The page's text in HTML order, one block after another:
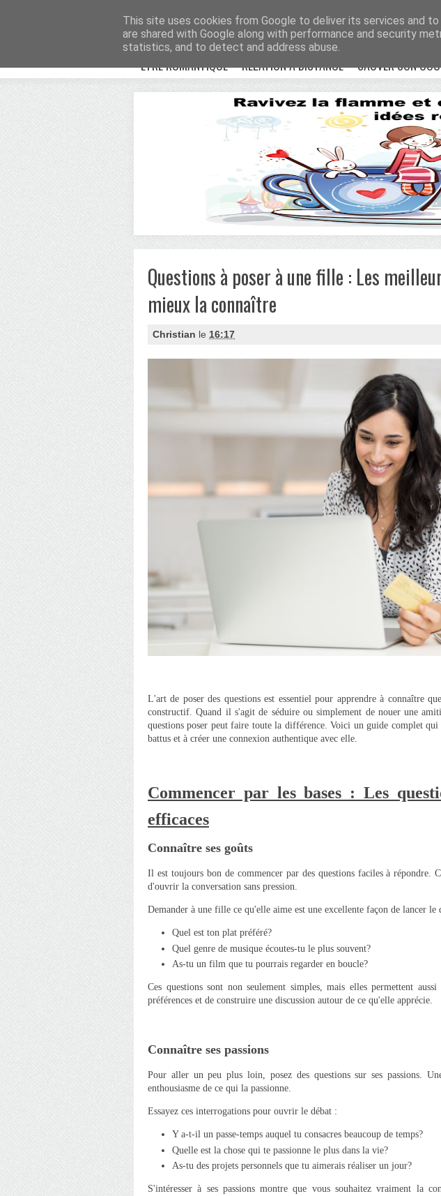
Avenue Romantique ! Accueil
ETRE ROMANTIQUE RELATION À DISTANCE SAUVER SON
Questions à poser à une fille : Les
mieux la connaître
Christian le 16:17
L'art de poser des questions est essentiel pour apprendre à connaître
constructif. Quand il s'agit de séduire ou simplement de nouer une
questions poser peut faire toute la différence. Voici un guide complet qui
battus et à créer une connexion authentique avec elle.
Commencer par les bases : Les
efficaces
Connaître ses goûts
Il est toujours bon de commencer par des questions faciles à répondre.
d'ouvrir la conversation sans pression.
Demander à une fille ce qu'elle aime est une excellente façon de lancer le
Quel est ton plat préféré?
Quel genre de musique écoutes-tu le plus souvent?
As-tu un film que tu pourrais regarder en boucle?
Ces questions sont non seulement simples, mais elles permettent
préférences et de construire une discussion autour de ce qu'elle apprécie.
Connaître ses passions
Pour aller un peu plus loin, posez des questions sur ses passions.
enthousiasme de ce qui la passionne.
Essayez ces interrogations pour ouvrir le débat :
Y a-t-il un passe-temps auquel tu consacres beaucoup de temps?
Quelle est la chose qui te passionne le plus dans la vie?
As-tu des projets personnels que tu aimerais réaliser un jour?
S'intéresser à ses passions montre que vous souhaitez vraiment la
This site uses cookies from Google to deliver its services and
are shared with Google along with performance and security
statistics, and to detect and address abuse.